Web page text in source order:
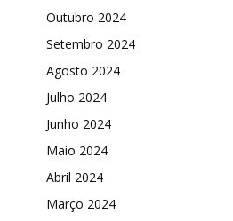
Outubro 2024
Setembro 2024
Agosto 2024
Julho 2024
Junho 2024
Maio 2024
Abril 2024
Março 2024